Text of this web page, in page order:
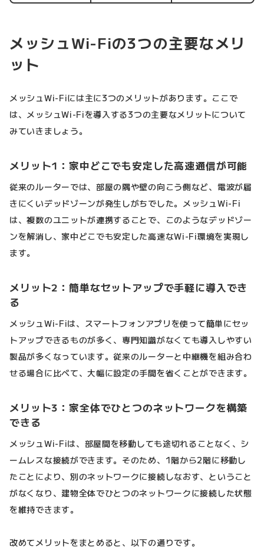
メッシュWi-Fiの3つの主要なメリ
ット
メッシュWi-Fiには主に3つのメリットがあります。ここで
は、メッシュWi-Fiを導入する3つの主要なメリットについて
みていきましょう。
メリット1：家中どこでも安定した高速通信が可能
従来のルーターでは、部屋の隅や壁の向こう側など、電波が届
きにくいデッドゾーンが発生しがちでした。メッシュWi-Fi
は、複数のユニットが連携することで、このようなデッドゾー
ンを解消し、家中どこでも安定した高速なWi-Fi環境を実現し
ます。
メリット2：簡単なセットアップで手軽に導入でき
る
メッシュWi-Fiは、スマートフォンアプリを使って簡単にセッ
トアップできるものが多く、専門知識がなくても導入しやすい
製品が多くなっています。従来のルーターと中継機を組み合わ
せる場合に比べて、大幅に設定の手間を省くことができます。
メリット3：家全体でひとつのネットワークを構築
できる
メッシュWi-Fiは、部屋間を移動しても途切れることなく、シ
ームレスな接続ができます。そのため、1階から2階に移動し
たことにより、別のネットワークに接続しなおす、ということ
がなくなり、建物全体でひとつのネットワークに接続した状態
を維持できます。
改めてメリットをまとめると、以下の通りです。